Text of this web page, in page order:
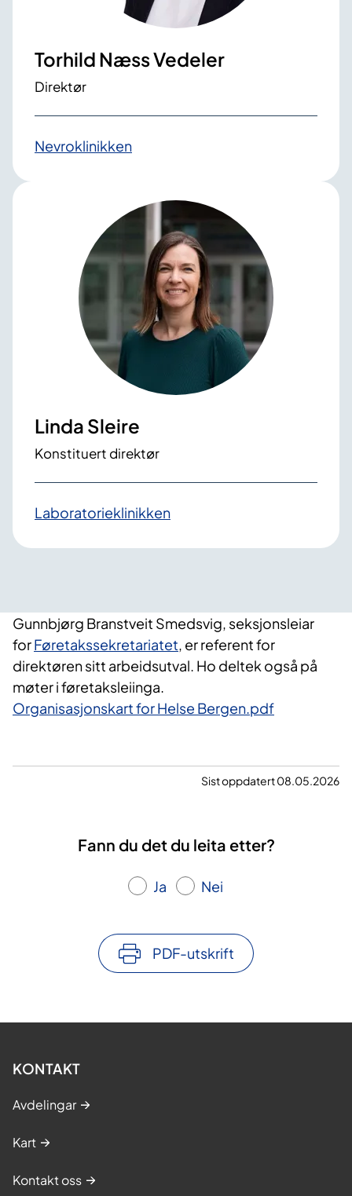
Torhild Næss Vedeler
Direktør
Nevroklinikken
Linda Sleire
Konstituert direktør
Laboratorieklinikken
Gunnbjørg Branstveit Smedsvig, seksjonsleiar
forFøretaks­sekretariatet, er referent for
direktøren sitt arbeidsutval. Ho deltek også på
møter i føretaksleiinga.
Organisasjonskart for Helse Bergen.pdf
Sist oppdatert 08.05.2026
Fann du det du leita etter?
Ja Nei
PDF-utskrift
KONTAKT
Avdelingar
Kart
Kontakt oss